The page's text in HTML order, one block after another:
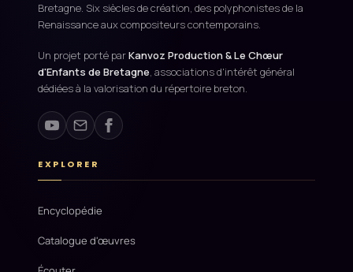
Bretagne. Six siècles de création, des polyphonistes de la
Renaissance aux compositeurs contemporains.
Un projet porté parKanvoz Production & Le Chœur
d'Enfants de Bretagne, associations d'intérêt général
dédiées à la valorisation du répertoire breton.
EXPLORER
Encyclopédie
Catalogue d'œuvres